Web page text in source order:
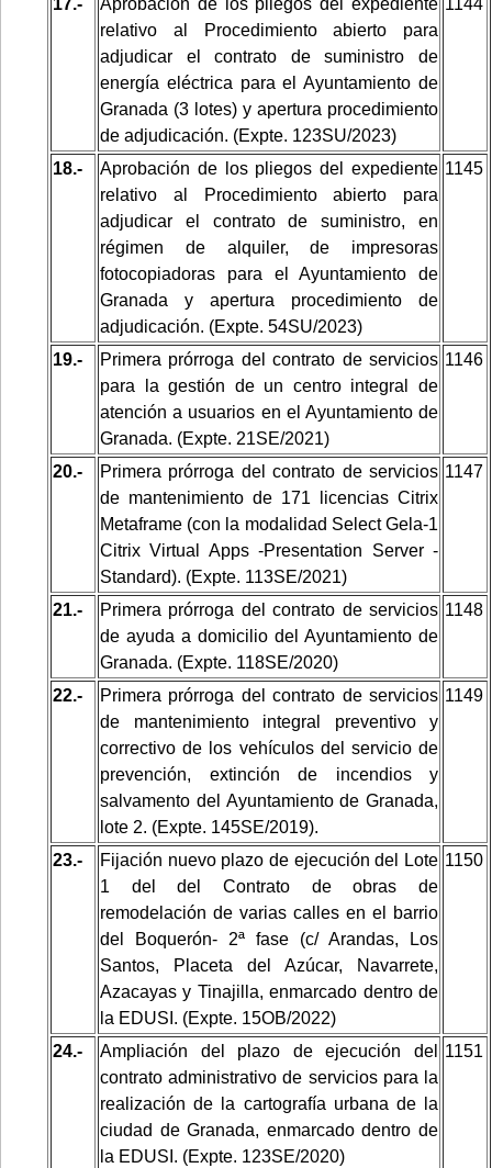
relativo al Procedimiento abierto para
adjudicar el contrato de suministro de
energía eléctrica para el Ayuntamiento de
Granada (3 lotes) y apertura procedimiento
de adjudicación. (Expte. 123SU/2023)
18.-
Aprobación de los pliegos del expediente
relativo al Procedimiento abierto para
adjudicar el contrato de suministro, en
régimen de alquiler, de impresoras
fotocopiadoras para el Ayuntamiento de
Granada
y apertura procedimiento de
adjudicación. (Expte. 54SU/2023)
1145
19.-
Primera prórroga del contrato de servicios
para la gestión de un centro integral de
atención a usuarios en el Ayuntamiento de
Granada. (Expte. 21SE/2021)
1146
20.-
Primera prórroga del contrato de servicios
de mantenimiento de 171 licencias Citrix
Metaframe (con la modalidad Select Gela-1
Citrix Virtual Apps -Presentation Server -
Standard). (Expte. 113SE/2021)
1147
21.-
Primera prórroga del contrato de servicios
de ayuda a domicilio del Ayuntamiento de
Granada. (Expte. 118SE/2020)
1148
22.-
Primera prórroga del contrato de servicios
de mantenimiento integral preventivo y
correctivo de los vehículos del servicio de
prevención, extinción de incendios y
salvamento del Ayuntamiento de Granada,
lote 2. (Expte. 145SE/2019).
1149
23.-
Fijación nuevo plazo de ejecución del Lote
1 del del Contrato de obras de
remodelación de varias calles en el barrio
del Boquerón- 2ª fase (c/ Arandas, Los
Santos, Placeta del Azúcar, Navarrete,
Azacayas y Tinajilla, enmarcado dentro de
la EDUSI. (Expte. 15OB/2022)
1150
24.-
Ampliación del plazo de ejecución del
contrato administrativo de servicios para la
realización de la cartografía urbana de la
ciudad de Granada, enmarcado dentro de
la EDUSI. (Expte. 123SE/2020)
1151